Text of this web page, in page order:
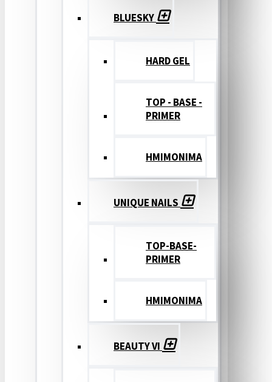
BLUESKY
HARD GEL
TOP - BASE -
PRIMER
ΗΜΙΜΟΝΙΜΑ
UNIQUE NAILS
TOP-BASE-
PRIMER
ΗΜΙΜΟΝΙΜΑ
BEAUTY VI